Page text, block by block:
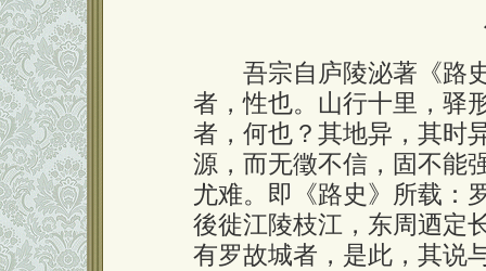
吾宗自庐陵泌著《路史
者，性也。山行十里，驿
者，何也？其地异，其时
源，而无徵不信，固不能
尤难。即《路史》所载：
後徙江陵枝江，东周迺定
有罗故城者，是此，其说